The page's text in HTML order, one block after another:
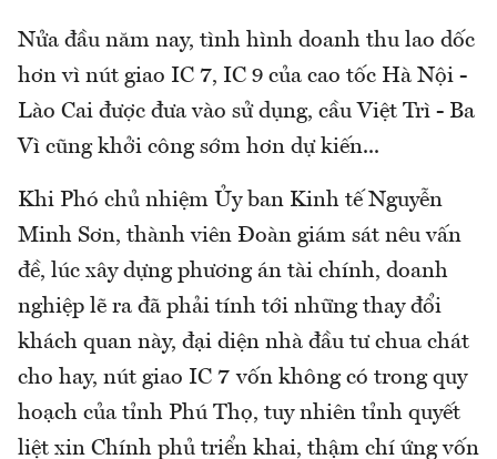
Nửa đầu năm nay, tình hình doanh thu lao dốc
hơn vì nút giao IC 7, IC 9 của cao tốc Hà Nội -
Lào Cai được đưa vào sử dụng, cầu Việt Trì - Ba
Vì cũng khởi công sớm hơn dự kiến...
Khi Phó chủ nhiệm Ủy ban Kinh tế Nguyễn
Minh Sơn, thành viên Đoàn giám sát nêu vấn
đề, lúc xây dựng phương án tài chính, doanh
nghiệp lẽ ra đã phải tính tới những thay đổi
khách quan này, đại diện nhà đầu tư chua chát
cho hay, nút giao IC 7 vốn không có trong quy
hoạch của tỉnh Phú Thọ, tuy nhiên tỉnh quyết
liệt xin Chính phủ triển khai, thậm chí ứng vốn